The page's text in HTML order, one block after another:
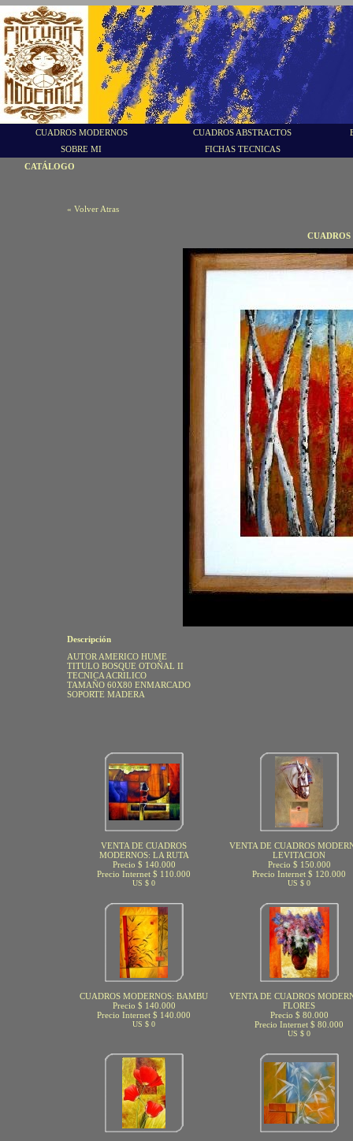
CUADROS MODERNOS CUADROS ABSTRACTOS
SOBRE MI
FICHAS TECNICAS
CATÁLOGO
« Volver Atras
Descripción
AUTOR AMERICO HUME
TITULO BOSQUE OTOÑAL II
TECNICA ACRILICO
TAMAÑO 60X80 ENMARCADO
SOPORTE MADERA
VENTA DE CUADROS
MODERNOS: LA RUTA
Precio $ 140.000
Precio Internet $ 110.000
US $ 0
VENTA DE CUADROS
LEVITACION
Precio $ 150.000
Precio Internet $ 120.000
US $ 0
CUADROS MODERNOS: BAMBU
Precio $ 140.000
Precio Internet $ 140.000
US $ 0
VENTA DE CUADROS
FLORES
Precio $ 80.000
Precio Internet $ 80.000
US $ 0